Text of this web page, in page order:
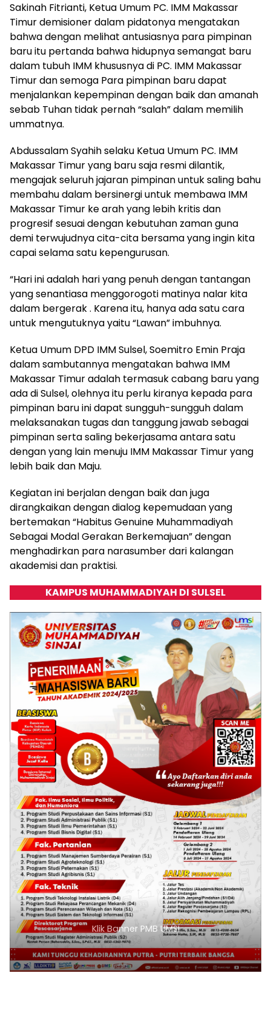
Sakinah Fitrianti, Ketua Umum PC. IMM Makassar
Timur demisioner dalam pidatonya mengatakan
bahwa dengan melihat antusiasnya para pimpinan
baru itu pertanda bahwa hidupnya semangat baru
dalam tubuh IMM khususnya di PC. IMM Makassar
Timur dan semoga Para pimpinan baru dapat
menjalankan kepempinan dengan baik dan amanah
sebab Tuhan tidak pernah “salah” dalam memilih
ummatnya.
Abdussalam Syahih selaku Ketua Umum PC. IMM
Makassar Timur yang baru saja resmi dilantik,
mengajak seluruh jajaran pimpinan untuk saling bahu
membahu dalam bersinergi untuk membawa IMM
Makassar Timur ke arah yang lebih kritis dan
progresif sesuai dengan kebutuhan zaman guna
demi terwujudnya cita-cita bersama yang ingin kita
capai selama satu kepengurusan.
“Hari ini adalah hari yang penuh dengan tantangan
yang senantiasa menggorogoti matinya nalar kita
dalam bergerak . Karena itu, hanya ada satu cara
untuk mengutuknya yaitu “Lawan” imbuhnya.
Ketua Umum DPD IMM Sulsel, Soemitro Emin Praja
dalam sambutannya mengatakan bahwa IMM
Makassar Timur adalah termasuk cabang baru yang
ada di Sulsel, olehnya itu perlu kiranya kepada para
pimpinan baru ini dapat sungguh-sungguh dalam
melaksanakan tugas dan tanggung jawab sebagai
pimpinan serta saling bekerjasama antara satu
dengan yang lain menuju IMM Makassar Timur yang
lebih baik dan Maju.
Kegiatan ini berjalan dengan baik dan juga
dirangkaikan dengan dialog kepemudaan yang
bertemakan “Habitus Genuine Muhammadiyah
Sebagai Modal Gerakan Berkemajuan” dengan
menghadirkan para narasumber dari kalangan
akademisi dan praktisi.
KAMPUS MUHAMMADIYAH DI SULSEL
Klik Banner PMB UMSI